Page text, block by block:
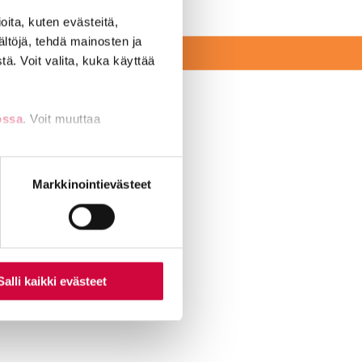
kuten evästeitä,
tehdä mainosten ja
Voit valita, kuka käyttää
. Voit muuttaa
tai
Markkinointievästeet
kaikki evästeet